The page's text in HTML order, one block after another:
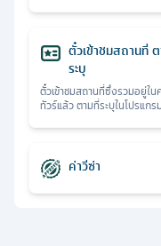
ตั๋วเข้าชมสถานที่
ระบุ
ตั๋วเข้าชมสถานที่ซึ่งรวมอยู่ใน
ทัวร์แล้ว ตามที่ระบุในโปรแกร
ค่าวีซ่า